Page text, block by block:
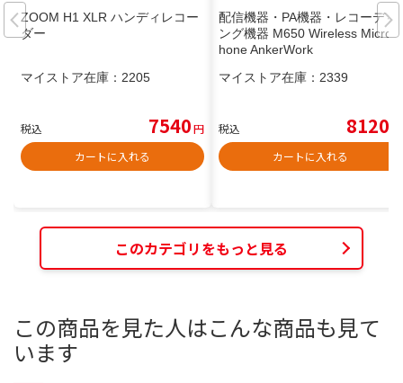
ZOOM H1 XLR ハンディレコー
ダー
マイストア在庫： 2205
税込 7540円
カートに入れる
配信機器・PA機器・レコーディ
ング機器 M650 Wireless Microp
hone AnkerWork
マイストア在庫： 2339
税込 8120
カートに入れる
このカテゴリをもっと見る
この商品を見た人はこんな商品も見て
います